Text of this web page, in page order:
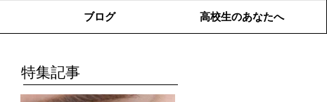
ブログ 高校生のあなたへ
特集記事